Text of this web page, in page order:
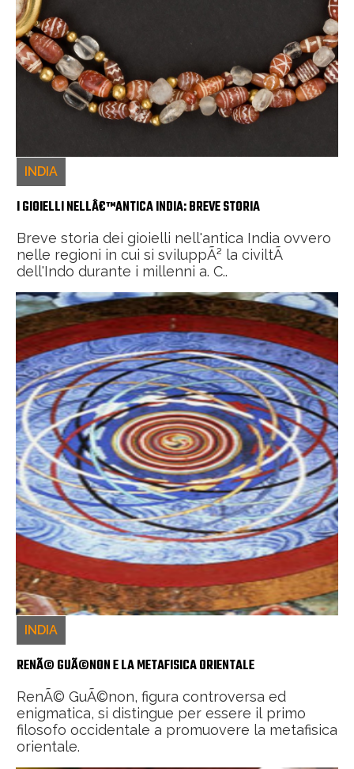
INDIA
I GIOIELLI NELLÂ€™ANTICA INDIA: BREVE STORIA
Breve storia dei gioielli nell'antica India ovvero
nelle regioni in cui si sviluppÃ² la civiltÃ
dell'Indo durante i millenni a. C..
INDIA
RENÃ© GUÃ©NON E LA METAFISICA ORIENTALE
RenÃ© GuÃ©non, figura controversa ed
enigmatica, si distingue per essere il primo
filosofo occidentale a promuovere la metafisica
orientale.